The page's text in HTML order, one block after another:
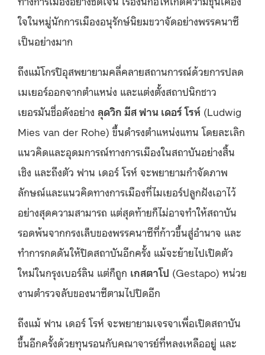
ใจในหมู่นักการเมืองอนุรักษ์นิยมขวาจัดอย่างพรรคนาซี
เป็นอย่างมาก
ถึงแม้โกรปิอุสพยายามคลี่คลายสถานการณ์ด้วยการปลด
เมเยอร์ออกจากตำแหน่ง และแต่งตั้งสถาปนิกชาว
เยอรมันชื่อดังอย่าง ลุดวิก มีส ฟาน เดอร์ โรห์ (Ludwig
Mies van der Rohe) ขึ้นดำรงตำแหน่งแทน โดยละเลิก
แนวคิดและอุดมการณ์ทางการเมืองในสถาบันอย่างสิ้น
เชิง และถึงตัว ฟาน เดอร์ โรห์ จะพยายามกำจัดภาพ
ลักษณ์และแนวคิดทางการเมืองที่ไมเยอร์ปลูกฝังเอาไว้
อย่างสุดความสามารถ แต่สุดท้ายก็ไม่อาจทำให้สถาบัน
รอดพ้นจากกรงเล็บของพรรคนาซีที่ก้าวขึ้นสู่อำนาจ และ
ทำการกดดันให้ปิดสถาบันอีกครั้ง แม้จะย้ายไปเปิดตัว
ใหม่ในกรุงเบอร์ลิน แต่ก็ถูก เกสตาโป (Gestapo) หน่วย
งานตำรวจลับของนาซีตามไปปิดอีก
ถึงแม้ ฟาน เดอร์ โรห์ จะพยายามเจรจาเพื่อเปิดสถาบัน
ขึ้นอีกครั้งด้วยทุนรอนกับคณาจารย์ที่หลงเหลืออยู่ และ